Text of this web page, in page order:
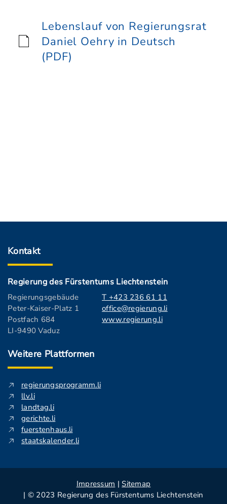
Lebenslauf von Regierungsrat
Daniel Oehry in Deutsch
(PDF)
Kontakt
Regierung des Fürstentums Liechtenstein
Regierungsgebäude
Peter-Kaiser-Platz 1
Postfach 684
LI-9490 Vaduz
T +423 236 61 11
office@regierung.li
www.regierung.li
Weitere Plattformen
regierungsprogramm.li
llv.li
landtag.li
gerichte.li
fuerstenhaus.li
staatskalender.li
Impressum | Sitemap
| © 2023 Regierung des Fürstentums Liechtenstein